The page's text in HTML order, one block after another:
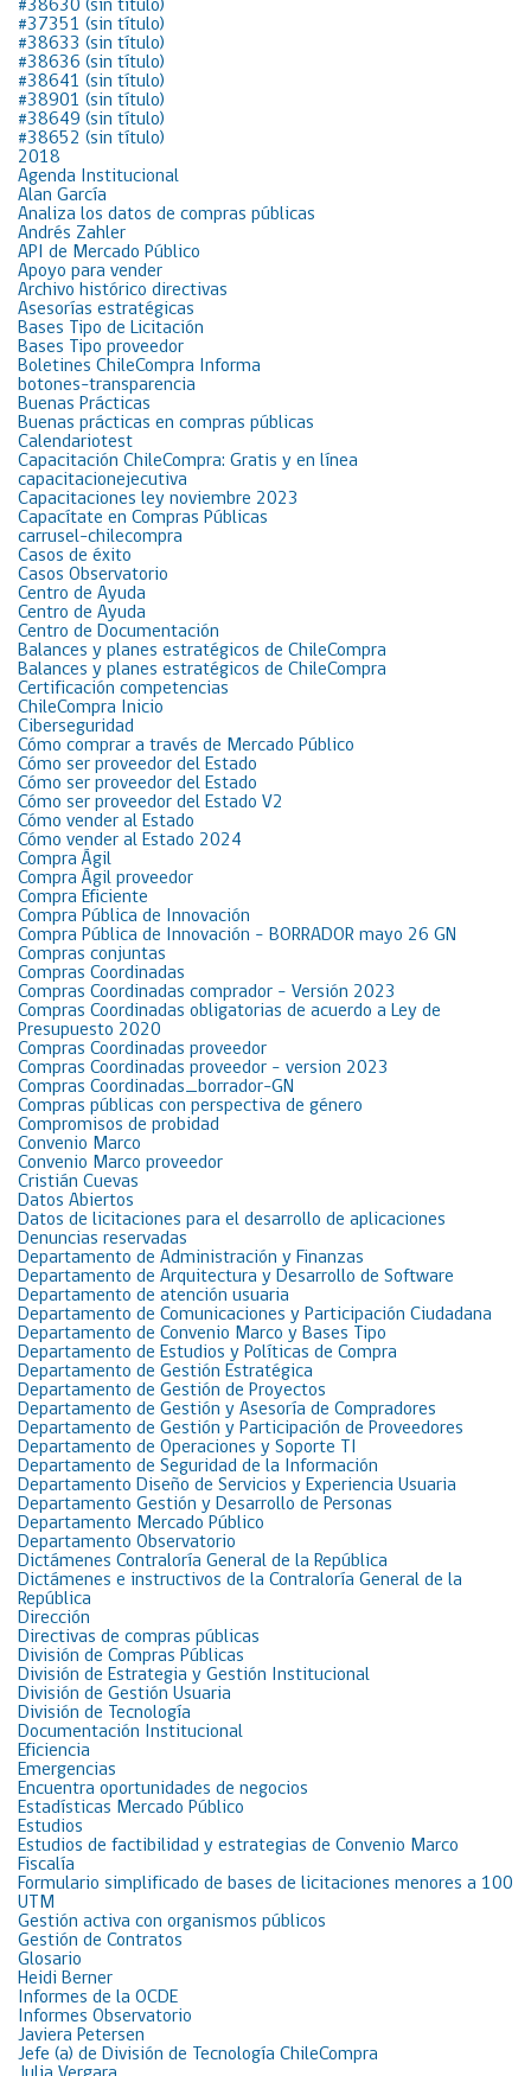
#38630 (sin título)
#37351 (sin título)
#38633 (sin título)
#38636 (sin título)
#38641 (sin título)
#38901 (sin título)
#38649 (sin título)
#38652 (sin título)
2018
Agenda Institucional
Alan García
Analiza los datos de compras públicas
Andrés Zahler
API de Mercado Público
Apoyo para vender
Archivo histórico directivas
Asesorías estratégicas
Bases Tipo de Licitación
Bases Tipo proveedor
Boletines ChileCompra Informa
botones-transparencia
Buenas Prácticas
Buenas prácticas en compras públicas
Calendariotest
Capacitación ChileCompra: Gratis y en línea
capacitacionejecutiva
Capacitaciones ley noviembre 2023
Capacítate en Compras Públicas
carrusel-chilecompra
Casos de éxito
Casos Observatorio
Centro de Ayuda
Centro de Ayuda
Centro de Documentación
Balances y planes estratégicos de ChileCompra
Balances y planes estratégicos de ChileCompra
Certificación competencias
ChileCompra Inicio
Ciberseguridad
Cómo comprar a través de Mercado Público
Cómo ser proveedor del Estado
Cómo ser proveedor del Estado
Cómo ser proveedor del Estado V2
Cómo vender al Estado
Cómo vender al Estado 2024
Compra Ágil
Compra Ágil proveedor
Compra Eficiente
Compra Pública de Innovación
Compra Pública de Innovación – BORRADOR mayo 26 GN
Compras conjuntas
Compras Coordinadas
Compras Coordinadas comprador – Versión 2023
Compras Coordinadas obligatorias de acuerdo a Ley de
Presupuesto 2020
Compras Coordinadas proveedor
Compras Coordinadas proveedor – version 2023
Compras Coordinadas_borrador-GN
Compras públicas con perspectiva de género
Compromisos de probidad
Convenio Marco
Convenio Marco proveedor
Cristián Cuevas
Datos Abiertos
Datos de licitaciones para el desarrollo de aplicaciones
Denuncias reservadas
Departamento de Administración y Finanzas
Departamento de Arquitectura y Desarrollo de Software
Departamento de atención usuaria
Departamento de Comunicaciones y Participación Ciudadana
Departamento de Convenio Marco y Bases Tipo
Departamento de Estudios y Políticas de Compra
Departamento de Gestión Estratégica
Departamento de Gestión de Proyectos
Departamento de Gestión y Asesoría de Compradores
Departamento de Gestión y Participación de Proveedores
Departamento de Operaciones y Soporte TI
Departamento de Seguridad de la Información
Departamento Diseño de Servicios y Experiencia Usuaria
Departamento Gestión y Desarrollo de Personas
Departamento Mercado Público
Departamento Observatorio
Dictámenes Contraloría General de la República
Dictámenes e instructivos de la Contraloría General de la
República
Dirección
Directivas de compras públicas
División de Compras Públicas
División de Estrategia y Gestión Institucional
División de Gestión Usuaria
División de Tecnología
Documentación Institucional
Eficiencia
Emergencias
Encuentra oportunidades de negocios
Estadísticas Mercado Público
Estudios
Estudios de factibilidad y estrategias de Convenio Marco
Fiscalía
Formulario simplificado de bases de licitaciones menores a 100
UTM
Gestión activa con organismos públicos
Gestión de Contratos
Glosario
Heidi Berner
Informes de la OCDE
Informes Observatorio
Javiera Petersen
Jefe (a) de División de Tecnología ChileCompra